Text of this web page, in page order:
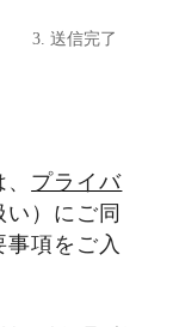
送信完了
プライバ
い）にご同
項をご入